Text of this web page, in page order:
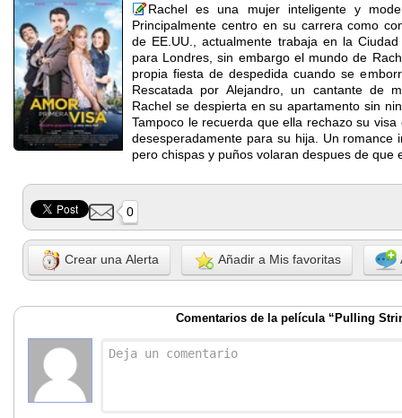
Rachel es una mujer inteligente y
Principalmente centro en su carrera como
de EE.UU., actualmente trabaja en la
para Londres, sin embargo el mundo de
propia fiesta de despedida cuando se
Rescatada por Alejandro, un cantante de
Rachel se despierta en su apartamento sin
Tampoco le recuerda que ella rechazo su
desesperadamente para su hija. Un romance
pero chispas y puños volaran despues de que
0
Crear una Alerta Añadir a Mis favoritas
Comentarios de la película “Pulling